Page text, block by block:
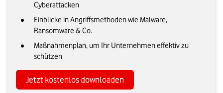
Cyberattacken
Einblicke in Angriffsmethoden wie Malware,
Ransomware & Co.
Maßnahmenplan, um Ihr Unternehmen effektiv zu
schützen
Jetzt kostenlos downloaden